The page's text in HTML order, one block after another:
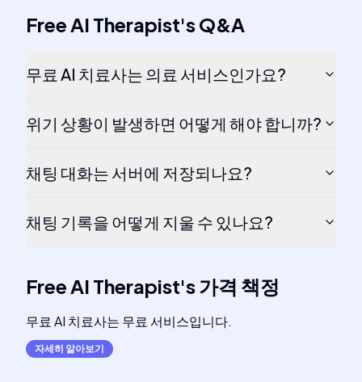
Free AI Therapist'sQ&A
무료 AI 치료사는 의료 서비스인가요?
위기 상황이 발생하면 어떻게 해야 합니까?
채팅 대화는 서버에 저장되나요?
채팅 기록을 어떻게 지울 수 있나요?
Free AI Therapist's가격 책정
무료 AI 치료사는 무료 서비스입니다.
자세히 알아보기